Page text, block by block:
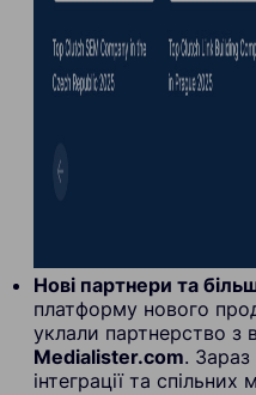
Нові партнери та
платформу нового
уклали партнерство з
Medialister.com. Зараз
інтеграції та